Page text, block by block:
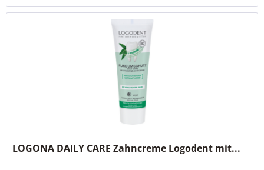
LOGONA DAILY CARE Zahncreme Logodent mit...